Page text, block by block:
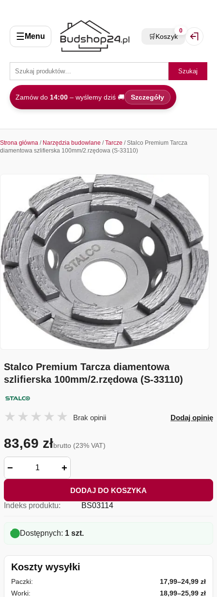
☰ Menu
Szukaj
Zamów do 14:00 – wyślemy dziś 🚚 Szczegóły
🛒Koszyk
0
Strona główna / Narzędzia budowlane /Tarcze / Stalco Premium Tarcza
diamentowa szlifierska 100mm/2.rzędowa (S-33110)
Stalco Premium Tarcza diamentowa
szlifierska 100mm/2.rzędowa (S-33110)
Brak opinii Dodaj opinię
83,69 złbrutto (23% VAT)
− +
DODAJ DO KOSZYKA
Indeks produktu:
BS03114
Dostępnych: 1 szt.
Koszty wysyłki
Paczki:
17,99–24,99 zł
Worki:
18,99–25,99 zł